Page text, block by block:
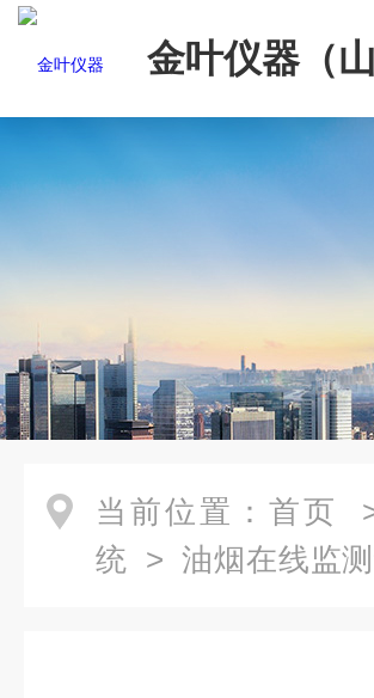
金叶仪器（
当前位置： 首页
统 > 油烟在线监